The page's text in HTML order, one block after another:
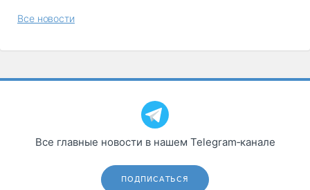
Все новости
Все главные новости в нашем Telegram‑канале
ПОДПИСАТЬСЯ